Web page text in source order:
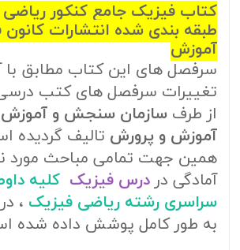
طبقه بندی شده انتشارات کانون
آموزش
سرفصل های این کتاب مطابق با
تغییرات سرفصل های کتب
از طرف سازمان سنجش و آموزش
آموزش و پرورش تالیف گردیده
همین جهت تمامی مباحث مورد
آمادگی در درس فیزیک کلیه
سراسری رشته ریاضی فیزیک ،
به طور کامل پوشش داده شده